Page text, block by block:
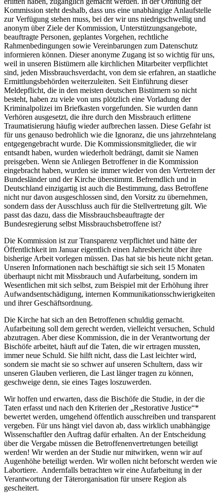
Kommission steht deshalb, dass uns eine unabhängige Anlaufstelle
zur Verfügung stehen muss, bei der wir uns niedrigschwellig und
anonym über Ziele der Kommission, Unterstützungsangebote,
beauftragte Personen, geplantes Vorgehen, rechtliche
Rahmenbedingungen sowie Vereinbarungen zum Datenschutz
informieren können. Dieser anonyme Zugang ist so wichtig für uns,
weil in unseren Bistümern alle kirchlichen Mitarbeiter verpflichtet
sind, jeden Missbrauchsverdacht, von dem sie erfahren, an staatliche
Ermittlungsbehörden weiterzuleiten. Seit Einführung dieser
Meldepflicht, die in den meisten deutschen Bistümern so nicht
besteht, haben zu viele von uns plötzlich eine Vorladung der
Kriminalpolizei im Briefkasten vorgefunden. Sie wurden dann
Verhören ausgesetzt, die ihre durch den Missbrauch erlittene
Traumatisierung häufig wieder aufbrechen lassen. Diese Gefahr ist
für uns genauso bedrohlich wie die Ignoranz, die uns jahrzehntelang
entgegengebracht wurde. Die Kommissionsmitglieder, die wir
entsandt haben, wurden wiederholt bedrängt, damit sie Namen
preisgeben. Wenn sie Anliegen Betroffener in die Kommission
eingebracht haben, wurden sie immer wieder von den Vertretern der
Bundesländer und der Kirche überstimmt. Befremdlich und in
Deutschland einzigartig ist auch die Bestimmung, dass Betroffene
nicht nur davon ausgeschlossen sind, den Vorsitz zu übernehmen,
sondern dass der Ausschluss auch für die Stellvertretung gilt. Wie
passt das dazu, dass die Missbrauchsbeauftragte der
Bundesregierung selbst Missbrauchsbetroffene ist?
Die Kommission ist zur Transparenz verpflichtet und hätte der
Öffentlichkeit im Januar eigentlich einen Jahresbericht über ihre
bisherige Arbeit vorlegen müssen. Das hat sie bis heute nicht getan.
Unseren Informationen nach beschäftigt sie sich seit 15 Monaten
überhaupt nicht mit Missbrauch und Aufarbeitung, sondern im
Wesentlichen mit sich selbst, zum Beispiel mit der Erhöhung ihrer
Aufwandsentschädigung, internen Kommunikationsschwierigkeiten
und ihrer Geschäftsordnung.
Die Kirche hat sich an den Betroffenen schuldig gemacht.
Aufarbeitung soll dem gerecht werden, vielleicht versuchen, Schuld
abzutragen. Aber diese Kommission, die in der Verantwortung der
Bischöfe arbeitet, häuft auf die Taten, die wir ertragen mussten,
immer neue Schuld. Sie hilft nicht, dass die Last leichter wird,
sondern sie macht sie so schwer auf unseren Schultern, dass wir
unseren Glauben verlieren, die Last länger tragen zu können,
geschweige denn, sie eines Tages loszuwerden.
Wir hoffen und erwarten, dass die Bischöfe die Studie, in der die
Taten erfasst und nach den Kriterien der „Restorative Justice“*
bewertet werden, umgehend öffentlich ausschreiben und transparent
vergeben. Für uns hängt viel davon ab, dass wirklich unabhängige
Wissenschaftler den Auftrag dafür erhalten. An der Entscheidung
über die Vergabe müssen die Betroffenenvertretungen beteiligt
werden! Wir werden an der Studie nur mitwirken, wenn wir auf
Augenhöhe beteiligt werden. Wir wollen nicht beforscht werden wie
Labortiere. Andernfalls betrachten wir eine Aufarbeitung in der
Verantwortung der Täterorganisation für unsere Region als
gescheitert.